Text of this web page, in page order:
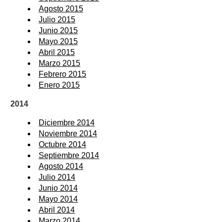
Agosto 2015
Julio 2015
Junio 2015
Mayo 2015
Abril 2015
Marzo 2015
Febrero 2015
Enero 2015
2014
Diciembre 2014
Noviembre 2014
Octubre 2014
Septiembre 2014
Agosto 2014
Julio 2014
Junio 2014
Mayo 2014
Abril 2014